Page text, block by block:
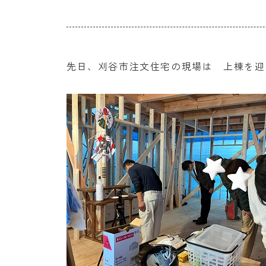
先日、刈谷市注文住宅の現場は 上棟を